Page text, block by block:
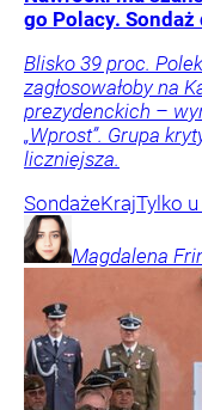
go Polacy. Sondaż
Blisko 39 proc.
zagłosowałoby na
prezydenckich –
„Wprost”. Grupa
liczniejsza.
SondażeKrajTylko
Magdalena